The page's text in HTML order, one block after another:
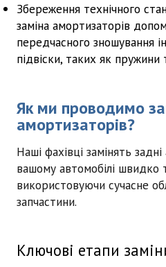
Збереження технічного
заміна амортизаторів
передчасного зношування
підвіски, таких як пружини
Як ми проводимо
амортизаторів?
Наші фахівці замінять
вашому автомобілі швидко
використовуючи сучасне
запчастини.
Ключові етапи